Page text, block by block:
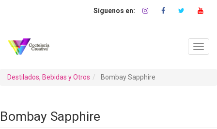
Destilados, Bebidas y Otros Bombay Sapphire
Bombay Sapphire